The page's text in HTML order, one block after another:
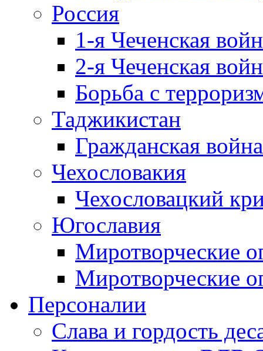
Россия
1-я Чеченская
2-я Чеченская
Борьба с
Таджикистан
Гражданская
Чехословакия
Чехословацкий
Югославия
Миротворческие
Миротворческие
Персоналии
Слава и гордость